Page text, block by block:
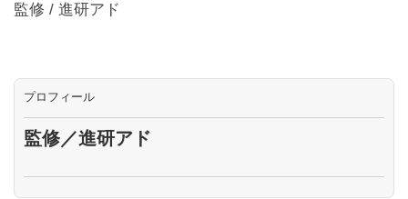
監修 / 進研アド
プロフィール
監修／進研アド